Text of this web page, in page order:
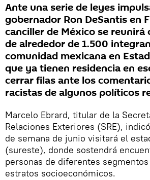
Ante una serie de leyes
gobernador Ron DeSantis en
canciller de México se reunirá
de alrededor de 1.500
comunidad mexicana en
que ya tienen residencia en
cerrar filas ante los
racistas de algunos políticos
Marcelo Ebrard, titular de la
Relaciones Exteriores (SRE),
de semana de junio visitará el
(sureste), donde sostendrá
personas de diferentes
estratos socioeconómicos.